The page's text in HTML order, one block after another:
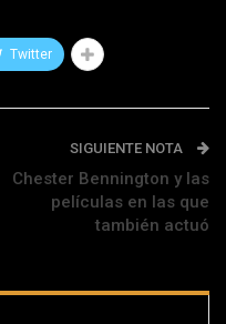
Twitter
SIGUIENTE NOTA
Chester Bennington y las
películas en las que
también actuó